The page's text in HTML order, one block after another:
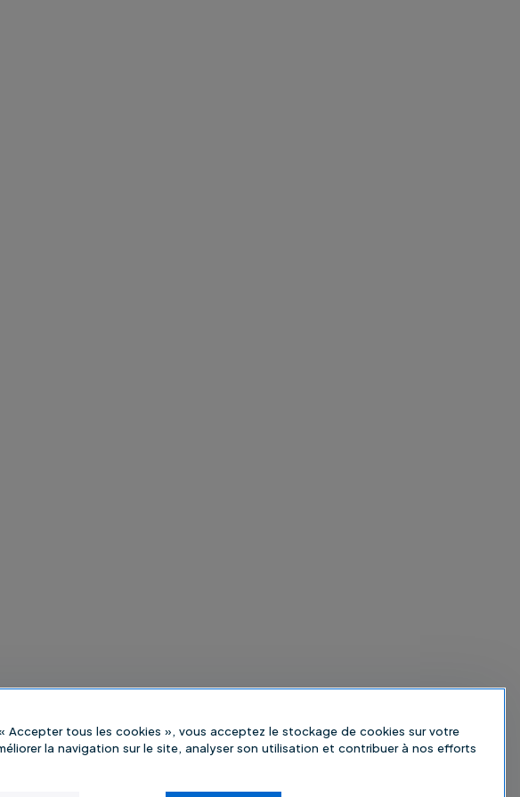
Accepter tous les cookies », vous acceptez le stockage de cookies sur votre
la navigation sur le site, analyser son utilisation et contribuer à nos efforts